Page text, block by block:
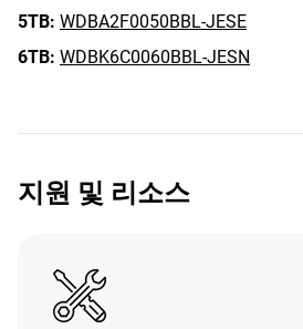
5TB: WDBA2F0050BBL-JESE
6TB: WDBK6C0060BBL-JESN
지원 및 리소스